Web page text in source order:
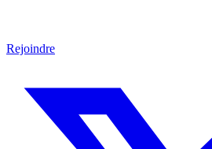
Rejoindre